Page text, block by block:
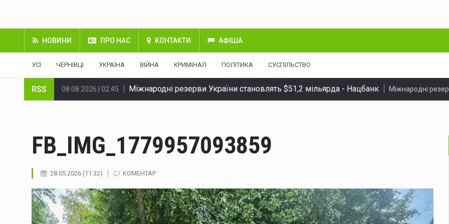
НОВИНИ ПРО НАС КОНТАКТИ АФІША
УСІ ЧЕРНІВЦІ УКРАЇНА ВІЙНА КРИМІНАЛ ПОЛІТИКА СУСПІЛЬСТВО
RSS 08.08.2026 | 02:45 Міжнародні резерви України становлять $51,2 мільярда - Нацбанк Міжнародні
08.08.2026 | 02:45 Через ДТП на Вокзальній у Чернівцях ускладнився рух тролейбусів №3 та №5 У
08.08.2026 | 02:45 На Буковині за добу ліквідували 21 надзвичайну подію: горіли будинки, сухостій і
08.08.2026 | 02:45 Міноборони запускає реформу харчування ЗСУ Міноборони та Агенція оборонних
08.08.2026 | 02:45 Сенат США схвалив законопроєкт Ліндсі Грема щодо посилення санкцій проти росії
FB_IMG_1779957093859
28.05.2026 (11:32) КОМЕНТАР